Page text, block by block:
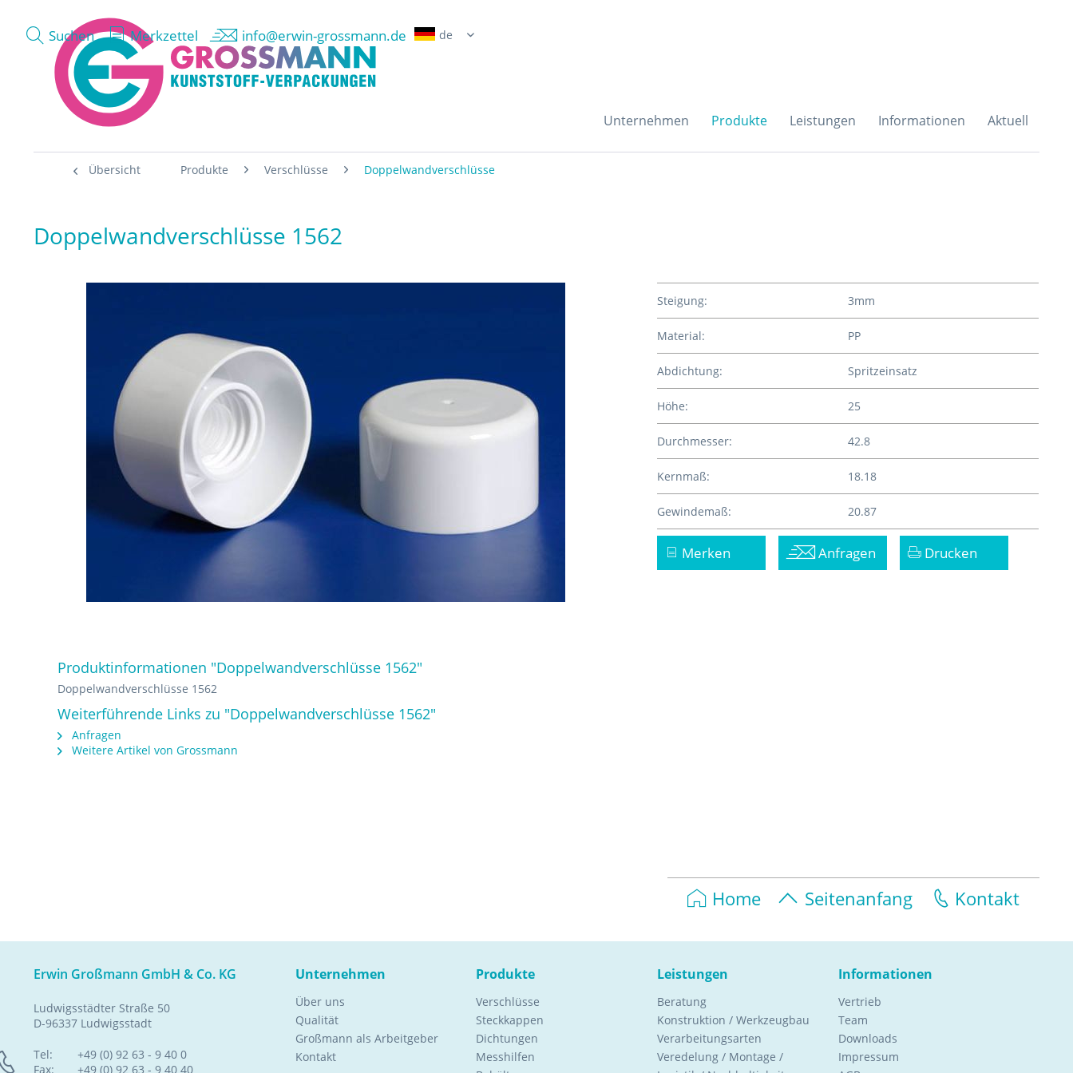
Suchen Merkzettel info@erwin-grossmann.de
Unternehmen Produkte Leistungen Informationen Aktuell
Übersicht Produkte Verschlüsse Doppelwandverschlüsse
Doppelwandverschlüsse 1562
Produktinformationen "Doppelwandverschlüsse 1562"
Doppelwandverschlüsse 1562
Weiterführende Links zu "Doppelwandverschlüsse 1562"
Anfragen
Weitere Artikel von Grossmann
Steigung: 3mm
Material: PP
Abdichtung: Spritzeinsatz
Höhe: 25
Durchmesser: 42.8
Kernmaß: 18.18
Gewindemaß: 20.87
Merken Anfragen Drucken
Home Seitenanfang Kontakt
Erwin Großmann GmbH & Co. KG
Ludwigsstädter Straße 50
D-96337 Ludwigsstadt
Tel:
Fax:
+49 (0) 92 63 - 9 40 0
+49 (0) 92 63 - 9 40 40
Unternehmen
Über uns
Qualität
Großmann als Arbeitgeber
Kontakt
Produkte
Verschlüsse
Steckkappen
Dichtungen
Messhilfen
Leistungen
Beratung
Konstruktion / Werkzeugbau
Verarbeitungsarten
Veredelung / Montage /
Informationen
Vertrieb
Team
Downloads
Impressum